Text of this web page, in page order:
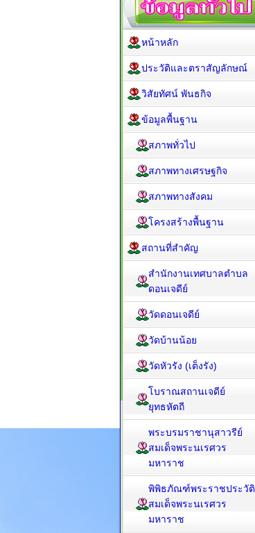
หน้าหลัก
ประวัติและตราสัญลักษณ์
วิสัยทัศน์ พันธกิจ
ข้อมูลพื้นฐาน
สภาพทั่วไป
สภาพทางเศรษฐกิจ
สภาพทางสังคม
โครงสร้างพื้นฐาน
สถานที่สำคัญ
สำนักงานเทศบาลตำบล
ดอนเจดีย์
วัดดอนเจดีย์
วัดบ้านน้อย
วัดหัวรัง (เต็งรัง)
โบราณสถานเจดีย์
ยุทธหัตถี
พระบรมราชานุสาวรีย์
สมเด็จพระนเรศวร
มหาราช
พิพิธภัณฑ์พระราชประวัติ
สมเด็จพระนเรศวร
มหาราช